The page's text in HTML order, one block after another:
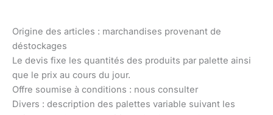
Origine des articles : marchandises provenant de
déstockages
Le devis fixe les quantités des produits par palette ainsi
que le prix au cours du jour.
Offre soumise à conditions : nous consulter
Divers : description des palettes variable suivant les